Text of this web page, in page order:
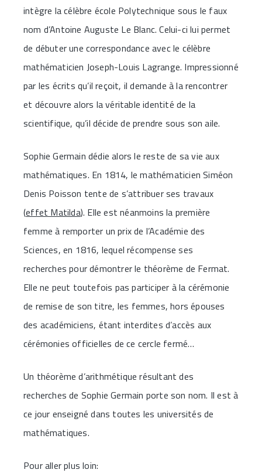
intègre la célèbre école Polytechnique sous le faux
nom d’Antoine Auguste Le Blanc. Celui-ci lui permet
de débuter une correspondance avec le célèbre
mathématicien Joseph-Louis Lagrange. Impressionné
par les écrits qu’il reçoit, il demande à la rencontrer
et découvre alors la véritable identité de la
scientifique, qu’il décide de prendre sous son aile.
Sophie Germain dédie alors le reste de sa vie aux
mathématiques. En 1814, le mathématicien Siméon
Denis Poisson tente de s’attribuer ses travaux
(effet Matilda). Elle est néanmoins la première
femme à remporter un prix de l’Académie des
Sciences, en 1816, lequel récompense ses
recherches pour démontrer le théorème de Fermat.
Elle ne peut toutefois pas participer à la cérémonie
de remise de son titre, les femmes, hors épouses
des académiciens, étant interdites d’accès aux
cérémonies officielles de ce cercle fermé…
Un théorème d’arithmétique résultant des
recherches de Sophie Germain porte son nom. Il est à
ce jour enseigné dans toutes les universités de
mathématiques.
Pour aller plus loin: